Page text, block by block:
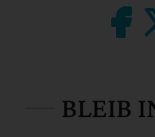
BLEIB